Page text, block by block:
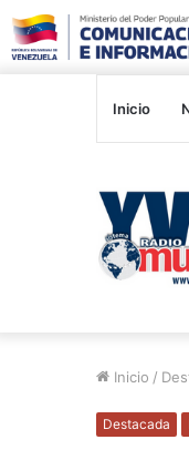
Inicio
Inicio /
Destacada